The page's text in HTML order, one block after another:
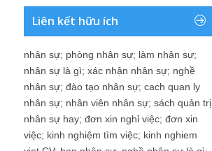
Liên kết hữu ích
nhân sự; phòng nhân sự; làm nhân sự;
nhân sự là gì; xác nhận nhân sự; nghề
nhân sự; đào tạo nhân sự; cach quan ly
nhân sự; nhân viên nhân sự; sách quản trị
nhân sự hay; đơn xin nghỉ việc; đơn xin
việc; kinh nghiệm tìm việc; kinh nghiem